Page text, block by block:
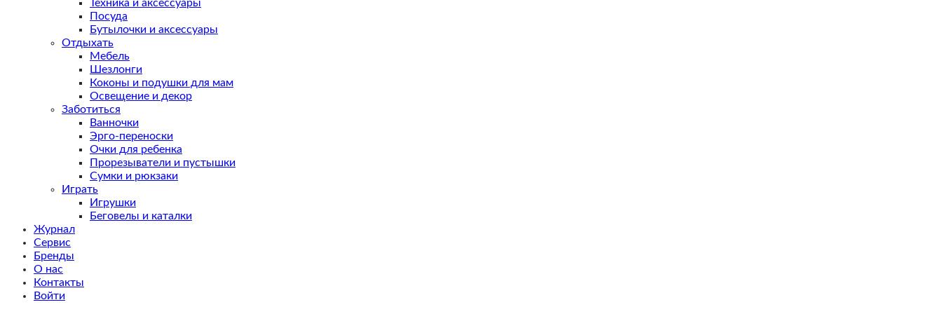
Техника и аксессуары
Посуда
Бутылочки и аксессуары
Отдыхать
Мебель
Шезлонги
Коконы и подушки для мам
Освещение и декор
Заботиться
Ванночки
Эрго-переноски
Очки для ребенка
Прорезыватели и пустышки
Сумки и рюкзаки
Играть
Игрушки
Беговелы и каталки
Журнал
Сервис
Бренды
О нас
Контакты
Войти